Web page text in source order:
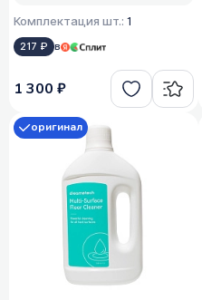
Комплектация шт.: 1
217 ₽ в
1 300 ₽
оригинал